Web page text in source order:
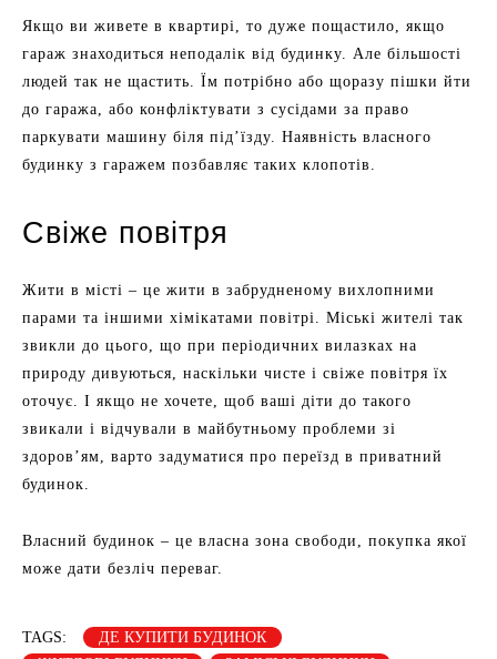
Якщо ви живете в квартирі, то дуже пощастило, якщо
гараж знаходиться неподалік від будинку. Але більшості
людей так не щастить. Їм потрібно або щоразу пішки йти
до гаража, або конфліктувати з сусідами за право
паркувати машину біля під’їзду. Наявність власного
будинку з гаражем позбавляє таких клопотів.
Свіже повітря
Жити в місті – це жити в забрудненому вихлопними
парами та іншими хімікатами повітрі. Міські жителі так
звикли до цього, що при періодичних вилазках на
природу дивуються, наскільки чисте і свіже повітря їх
оточує. І якщо не хочете, щоб ваші діти до такого
звикали і відчували в майбутньому проблеми зі
здоров’ям, варто задуматися про переїзд в приватний
будинок.
Власний будинок – це власна зона свободи, покупка якої
може дати безліч переваг.
TAGS:
ДЕ КУПИТИ БУДИНОК